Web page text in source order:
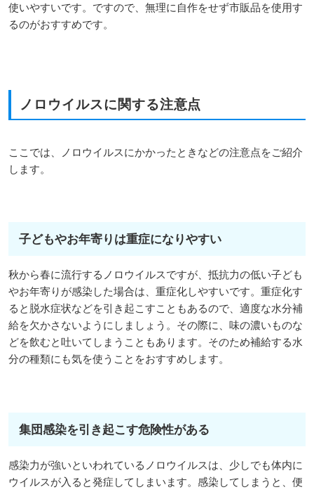
使いやすいです。ですので、無理に自作をせず市販品を使用す
るのがおすすめです。
ノロウイルスに関する注意点
ここでは、ノロウイルスにかかったときなどの注意点をご紹介
します。
子どもやお年寄りは重症になりやすい
秋から春に流行するノロウイルスですが、抵抗力の低い子ども
やお年寄りが感染した場合は、重症化しやすいです。重症化す
ると脱水症状などを引き起こすこともあるので、適度な水分補
給を欠かさないようにしましょう。その際に、味の濃いものな
どを飲むと吐いてしまうこともあります。そのため補給する水
分の種類にも気を使うことをおすすめします。
集団感染を引き起こす危険性がある
感染力が強いといわれているノロウイルスは、少しでも体内に
ウイルスが入ると発症してしまいます。感染してしまうと、便